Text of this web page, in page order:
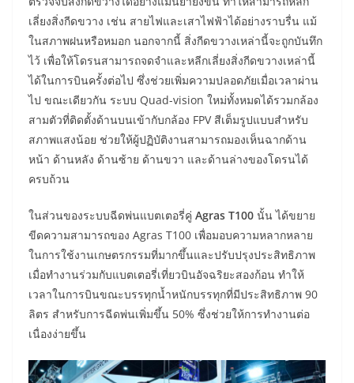
เลี่ยงสิ่งกีดขวาง เช่น สายไฟและเสาไฟฟ้าได้อย่างราบรื่น แม้
ในสภาพฝนหรือหมอก นอกจากนี้ สิ่งกีดขวางเหล่านี้จะถูกบันทึก
ไว้ เพื่อให้โดรนสามารถจดจำและหลีกเลี่ยงสิ่งกีดขวางเหล่านี้
ได้ในการบินครั้งต่อไป ซึ่งช่วยเพิ่มความปลอดภัยเมื่อเวลาผ่าน
ไป ขณะเดียวกัน ระบบ Quad-vision ใหม่ทั้งหมดได้รวมกล้อง
สามตัวที่ติดตั้งด้านบนเข้ากับกล้อง FPV สีเต็มรูปแบบสำหรับ
สภาพแสงน้อย ช่วยให้ผู้ปฏิบัติงานสามารถมองเห็นฉากด้าน
หน้า ด้านหลัง ด้านซ้าย ด้านขวา และด้านล่างของโดรนได้
ครบถ้วน
ในส่วนของระบบฉีดพ่นแบตเตอรี่คู่ Agras T100 นั้น ได้ขยาย
ขีดความสามารถของ Agras T100 เพื่อมอบความหลากหลาย
ในการใช้งานเกษตรกรรมที่มากขึ้นและปรับปรุงประสิทธิภาพ
เมื่อทำงานร่วมกับแบตเตอรี่เที่ยวบินอัจฉริยะสองก้อน ทำให้
เวลาในการบินขณะบรรทุกน้ำหนักบรรทุกที่มีประสิทธิภาพ 90
ลิตร สำหรับการฉีดพ่นเพิ่มขึ้น 50% ซึ่งช่วยให้การทำงานต่อ
เนื่องง่ายขึ้น